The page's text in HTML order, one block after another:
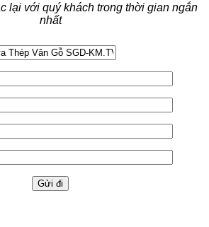
lại với quý khách trong thời gian ngắn
nhất